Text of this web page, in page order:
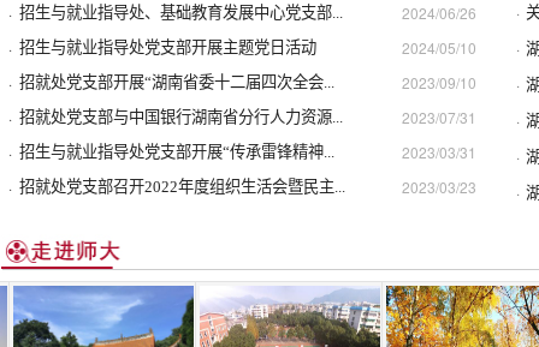
· 招生与就业指导处、基础教育发展中心党支部...
2024/06/26
· 招生与就业指导处党支部开展主题党日活动
2024/05/10
· 招就处党支部开展“湖南省委十二届四次全会...
2023/09/10
· 招就处党支部与中国银行湖南省分行人力资源...
2023/07/31
· 招生与就业指导处党支部开展“传承雷锋精神...
2023/03/31
· 招就处党支部召开2022年度组织生活会暨民主... 2023/03/23
·
·
·
·
·
·